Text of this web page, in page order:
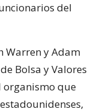
del
Warren y Adam
Bolsa y Valores
organismo que